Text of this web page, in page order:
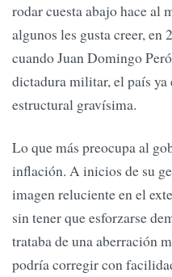
rodar cuesta abajo hace al
algunos les gusta creer, en
cuando Juan Domingo
dictadura militar, el país ya
estructural gravísima.
Lo que más preocupa al
inflación. A inicios de su
imagen reluciente en el
sin tener que esforzarse
trataba de una aberración
podría corregir con